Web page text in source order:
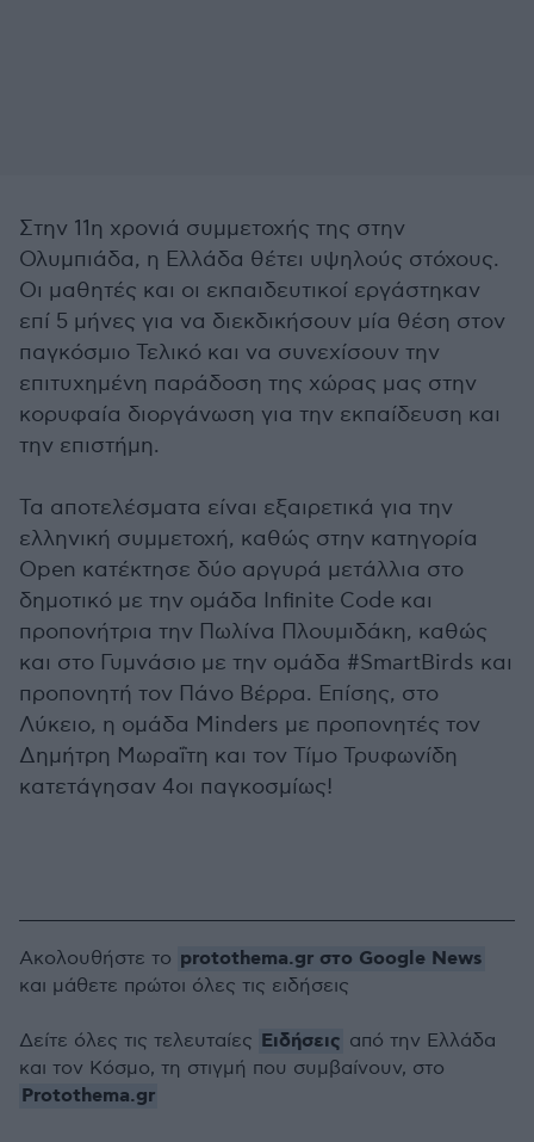
Στην 11η χρονιά συμμετοχής της στην
Ολυμπιάδα, η Ελλάδα θέτει υψηλούς στόχους.
Οι μαθητές και οι εκπαιδευτικοί εργάστηκαν
επί 5 μήνες για να διεκδικήσουν μία θέση στον
παγκόσμιο Τελικό και να συνεχίσουν την
επιτυχημένη παράδοση της χώρας μας στην
κορυφαία διοργάνωση για την εκπαίδευση και
την επιστήμη.
Τα αποτελέσματα είναι εξαιρετικά για την
ελληνική συμμετοχή, καθώς στην κατηγορία
Open κατέκτησε δύο αργυρά μετάλλια στο
δημοτικό με την ομάδα Infinite Code και
προπονήτρια την Πωλίνα Πλουμιδάκη, καθώς
και στο Γυμνάσιο με την ομάδα #SmartBirds και
προπονητή τον Πάνο Βέρρα. Επίσης, στο
Λύκειο, η ομάδα Minders με προπονητές τον
Δημήτρη Μωραΐτη και τον Τίμο Τρυφωνίδη
κατετάγησαν 4οι παγκοσμίως!
Ακολουθήστε το protothema.gr στο Google News
και μάθετε πρώτοι όλες τις ειδήσεις
Δείτε όλες τις τελευταίες Ειδήσεις από την Ελλάδα
και τον Κόσμο, τη στιγμή που συμβαίνουν, στο
Protothema.gr